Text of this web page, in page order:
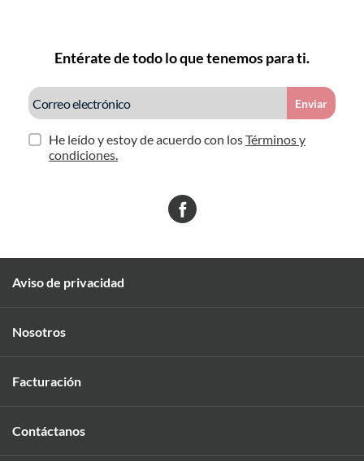
Entérate de todo lo que tenemos para ti.
Enviar
He leído y estoy de acuerdo con losTérminos y
condiciones.
Aviso de privacidad
Nosotros
Facturación
Contáctanos